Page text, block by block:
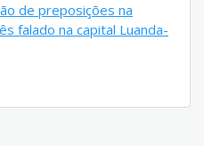
de preposições na
falado na capital Luanda-